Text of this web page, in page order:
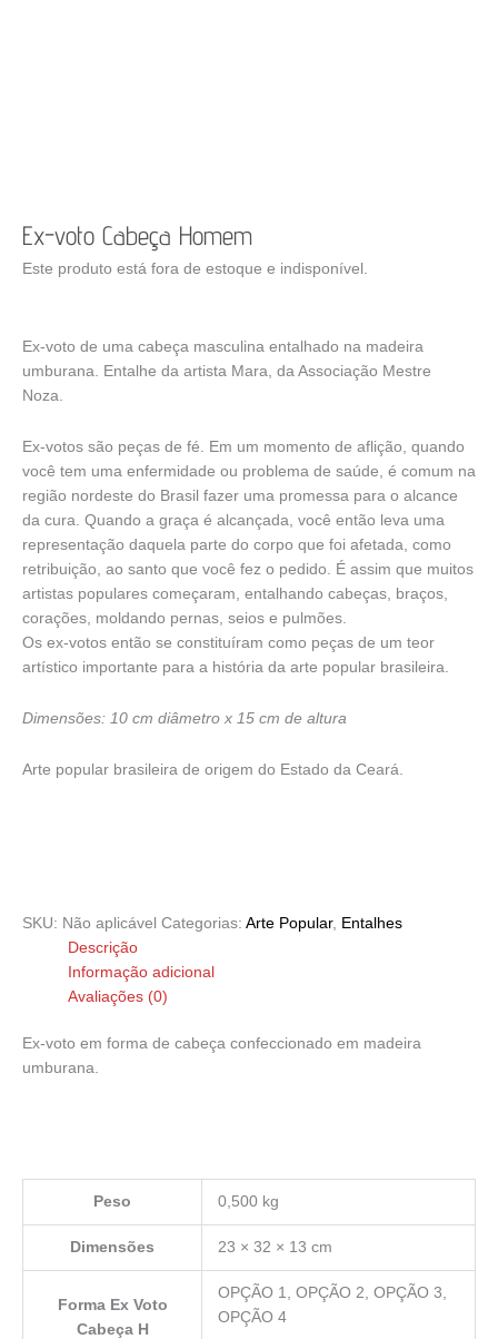
Ex-voto Cabeça Homem
Ex-voto de uma cabeça masculina entalhado na madeira
umburana. Entalhe da artista Mara, da Associação Mestre
Noza.
Ex-votos são peças de fé. Em um momento de aflição, quando
você tem uma enfermidade ou problema de saúde, é comum na
região nordeste do Brasil fazer uma promessa para o alcance
da cura. Quando a graça é alcançada, você então leva uma
representação daquela parte do corpo que foi afetada, como
retribuição, ao santo que você fez o pedido. É assim que muitos
artistas populares começaram, entalhando cabeças, braços,
corações, moldando pernas, seios e pulmões.
Os ex-votos então se constituíram como peças de um teor
artístico importante para a história da arte popular brasileira.
Dimensões: 10 cm diâmetro x 15 cm de altura
Arte popular brasileira de origem do Estado da Ceará.
Este produto está fora de estoque e indisponível.
SKU: Não aplicável Categorias: Arte Popular, Entalhes
Descrição
Informação adicional
Avaliações (0)
Ex-voto em forma de cabeça confeccionado em madeira
umburana.
Peso 0,500 kg
Dimensões 23 × 32 × 13 cm
Forma Ex Voto
Cabeça H
OPÇÃO 1, OPÇÃO 2, OPÇÃO 3,
OPÇÃO 4